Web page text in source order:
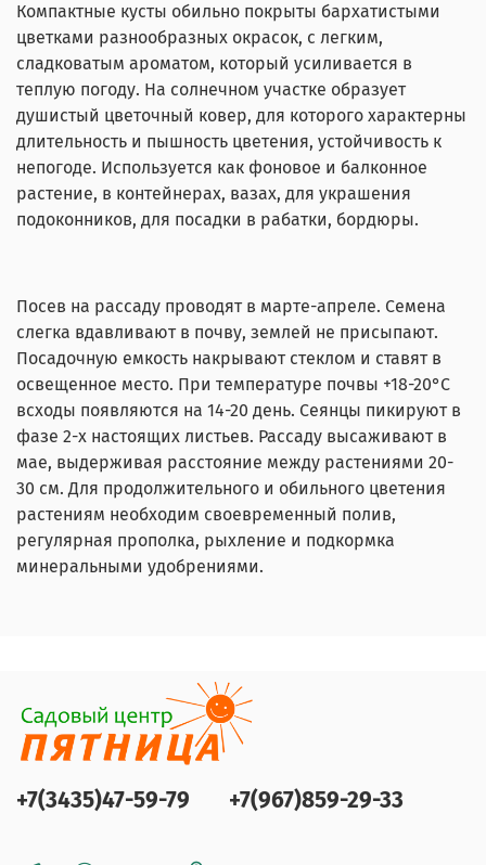
Компактные кусты обильно покрыты бархатистыми
цветками разнообразных окрасок, с легким,
сладковатым ароматом, который усиливается в
теплую погоду. На солнечном участке образует
душистый цветочный ковер, для которого характерны
длительность и пышность цветения, устойчивость к
непогоде. Используется как фоновое и балконное
растение, в контейнерах, вазах, для украшения
подоконников, для посадки в рабатки, бордюры.
Посев на рассаду проводят в марте-апреле. Семена
слегка вдавливают в почву, землей не присыпают.
Посадочную емкость накрывают стеклом и ставят в
освещенное место. При температуре почвы +18-20°C
всходы появляются на 14-20 день. Сеянцы пикируют в
фазе 2-х настоящих листьев. Рассаду высаживают в
мае, выдерживая расстояние между растениями 20-
30 см. Для продолжительного и обильного цветения
растениям необходим своевременный полив,
регулярная прополка, рыхление и подкормка
минеральными удобрениями.
+7(3435)47-59-79 +7(967)859-29-33